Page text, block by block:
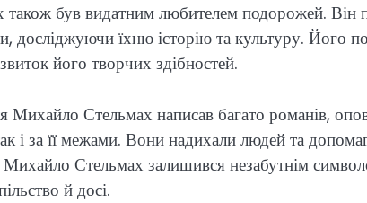
був видатним любителем подорожей. Він
досліджуючи їхню історію та культуру. Його
його творчих здібностей.
Стельмах написав багато романів,
і за її межами. Вони надихали людей та
Михайло Стельмах залишився незабутнім
й досі.